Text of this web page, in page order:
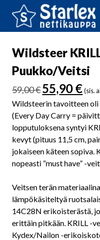
Wildsteer
Puukko/Veitsi
59,00€ Alkuperäinen
hinta
oli:
59,00 €.
55,90 €
hinta
on:
(sis.
Wildsteerin tavoitteen oli
(Every Day Carry =
lopputuloksena syntyi
kevyt (pituus 11,5 cm,
jokaiseen käteen sopiva.
nopeasti ”must have” -
Veitsen terän
lämpökäsiteltyä
14C28N erikoisterästä,
erittäin pitkään. KRILL -
Kydex/Nailon -